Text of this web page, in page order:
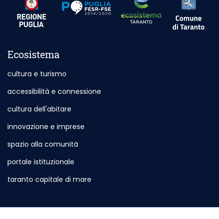
Ecosistema
cultura e turismo
accessibilità e connessione
cultura dell'abitare
innovazione e imprese
spazio alla comunità
portale istituzionale
taranto capitale di mare